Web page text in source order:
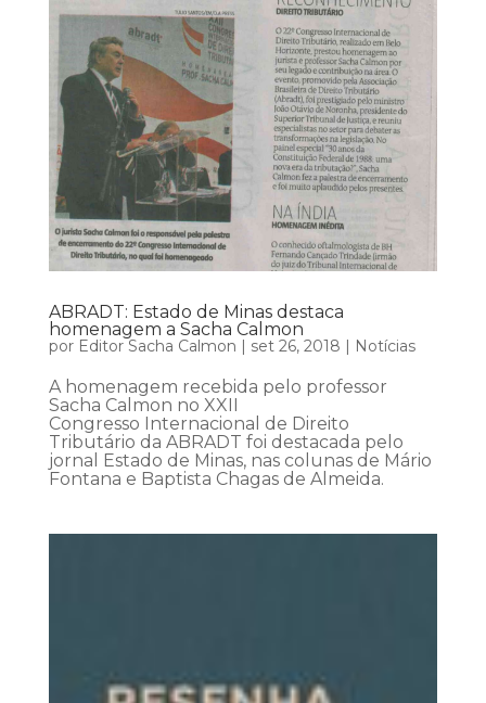
ABRADT: Estado de Minas destaca
homenagem a Sacha Calmon
por Editor Sacha Calmon | set 26, 2018 | Notícias
A homenagem recebida pelo professor
Sacha Calmon no XXII
Congresso Internacional de Direito
Tributário da ABRADT foi destacada pelo
jornal Estado de Minas, nas colunas de Mário
Fontana e Baptista Chagas de Almeida.